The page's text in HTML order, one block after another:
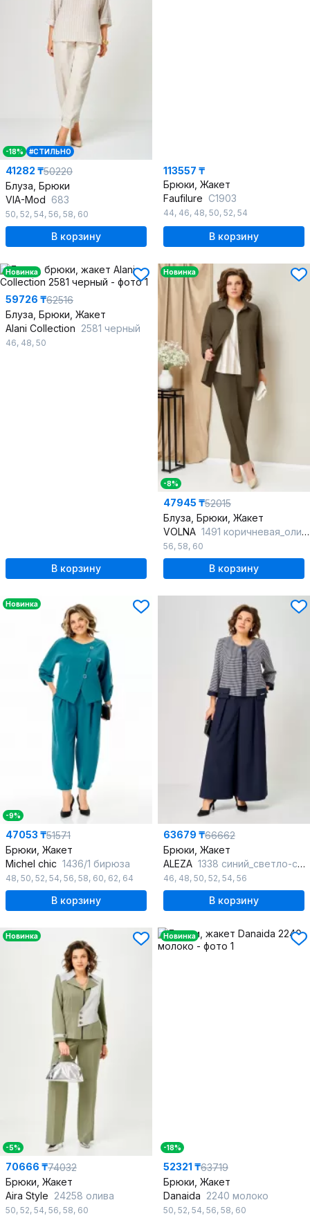
-18% #СТИЛЬНО
41282 ₸50220
Блуза, Брюки
VIA-Mod 683
50, 52, 54, 56, 58, 60
В корзину
113557 ₸
Брюки, Жакет
Faufilure С1903
44, 46, 48, 50, 52, 54
В корзину
Новинка
59726 ₸62516
Блуза, Брюки, Жакет
Alani Collection 2581 черный
46, 48, 50
В корзину
Новинка
-8%
47945 ₸52015
Блуза, Брюки, Жакет
VOLNA 1491 коричневая_олива
56, 58, 60
В корзину
Новинка
-9%
47053 ₸51571
Брюки, Жакет
Michel chic 1436/1 бирюза
48, 50, 52, 54, 56, 58, 60, 62, 64
В корзину
63679 ₸66662
Брюки, Жакет
ALEZA 1338 синий_светло-серый
46, 48, 50, 52, 54, 56
В корзину
Новинка
-5%
70666 ₸74032
Брюки, Жакет
Aira Style 24258 олива
50, 52, 54, 56, 58, 60
Новинка
-18%
52321 ₸63719
Брюки, Жакет
Danaida 2240 молоко
50, 52, 54, 56, 58, 60